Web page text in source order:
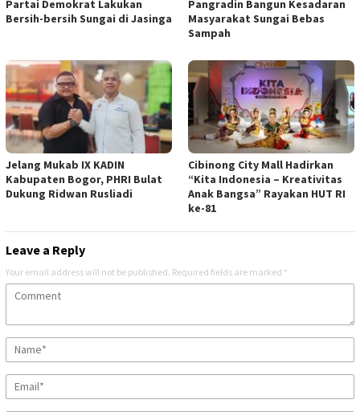
Partai Demokrat Lakukan
Bersih-bersih Sungai di Jasinga
Pangradin Bangun Kesadaran
Masyarakat Sungai Bebas
Sampah
Jelang Mukab IX KADIN
Kabupaten Bogor, PHRI Bulat
Dukung Ridwan Rusliadi
Cibinong City Mall Hadirkan
“Kita Indonesia – Kreativitas
Anak Bangsa” Rayakan HUT RI
ke-81
Leave a Reply
Your email address will not be published. Required fields are marked *